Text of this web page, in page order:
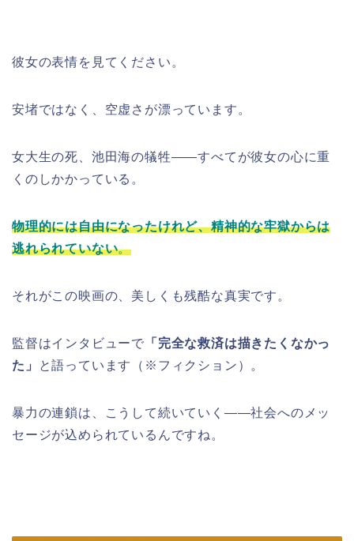
彼女の表情を見てください。
安堵ではなく、空虚さが漂っています。
女大生の死、池田海の犠牲――すべてが彼女の心に重
くのしかかっている。
物理的には自由になったけれど、精神的な牢獄からは
逃れられていない。
それがこの映画の、美しくも残酷な真実です。
監督はインタビューで 「完全な救済は描きたくなかっ
た」
と語っています（※フィクション）。
暴力の連鎖は、こうして続いていく――社会へのメッ
セージが込められているんですね。